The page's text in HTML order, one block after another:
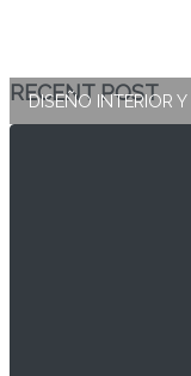
RECENT POST